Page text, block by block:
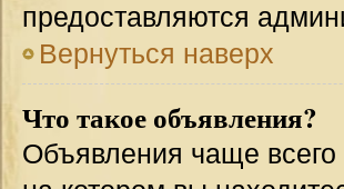
предоставляются
Вернуться наверх
Что такое объявления?
Объявления чаще